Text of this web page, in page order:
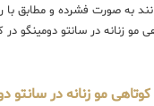
به صورت فشرده و مطابق
مو زنانه در سانتو دومینگو
مو زنانه در سانتو